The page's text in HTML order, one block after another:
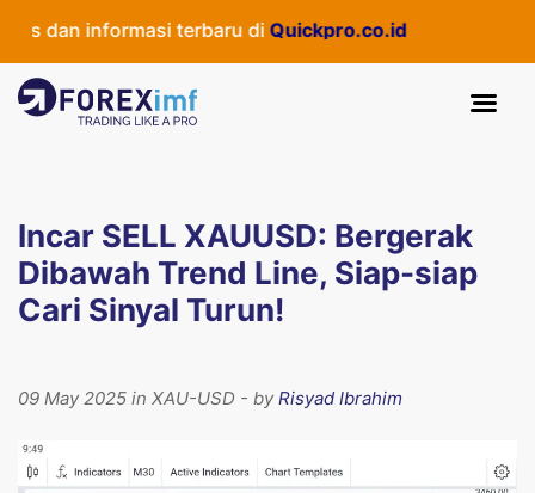
dan informasi terbaru diQuickpro.co.id
Incar SELL XAUUSD: Bergerak
Dibawah Trend Line, Siap-siap
Cari Sinyal Turun!
09 May 2025 in XAU-USD - byRisyad Ibrahim